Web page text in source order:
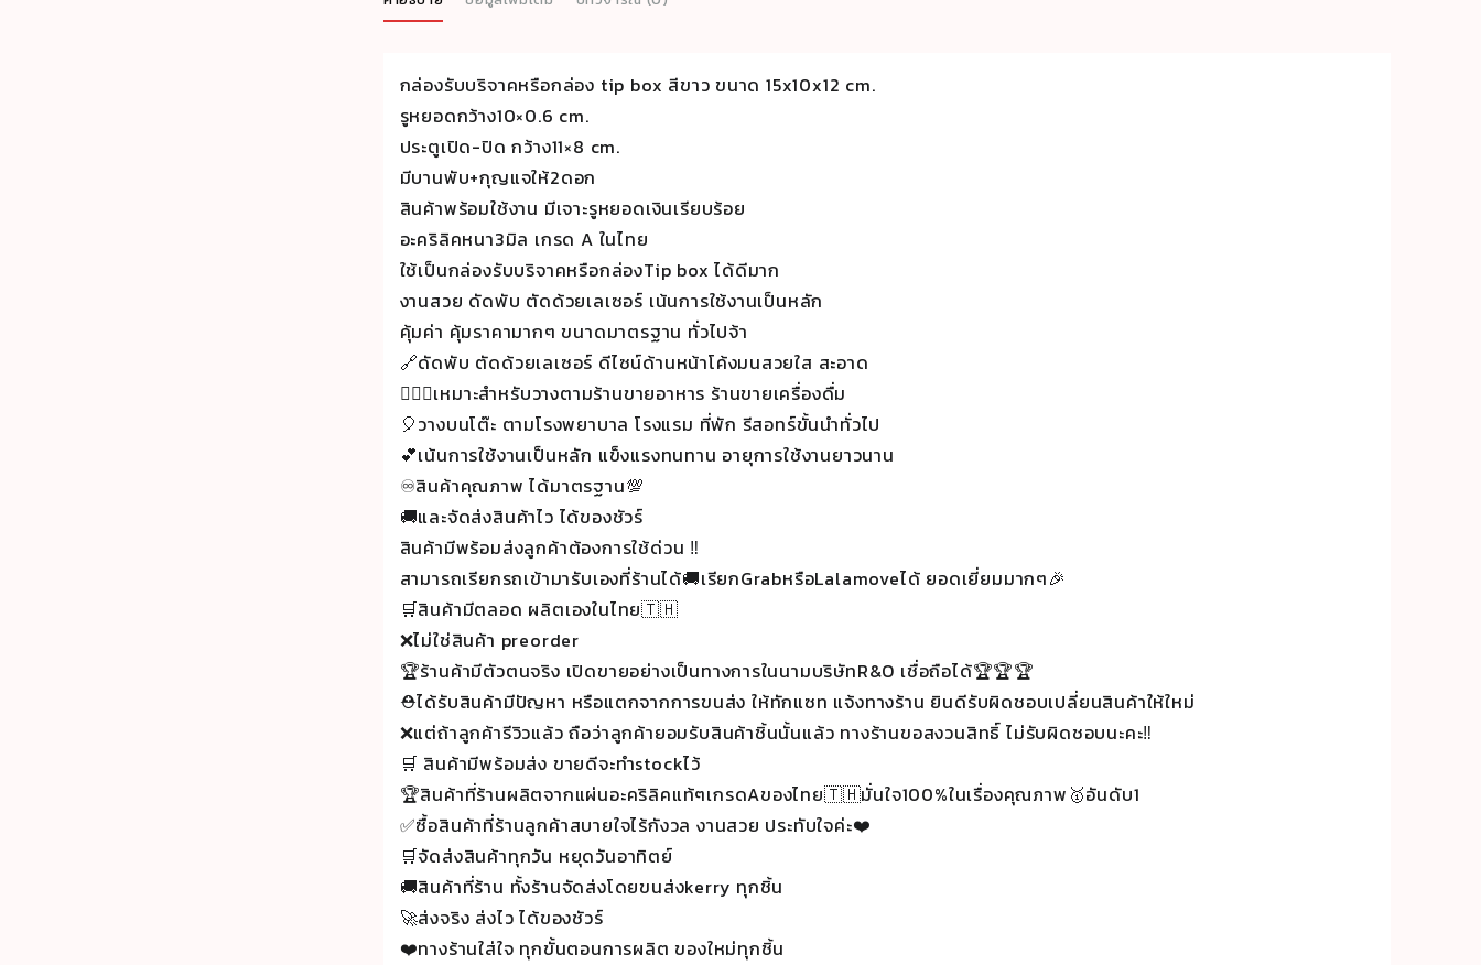
กล่องรับบริจาคหรือกล่อง tip box สีขาว ขนาด 15x10x12 cm.
รูหยอดกว้าง10×0.6 cm.
ประตูเปิด-ปิด กว้าง11×8 cm.
มีบานพับ+กุญแจให้2ดอก
สินค้าพร้อมใช้งาน มีเจาะรูหยอดเงินเรียบร้อย
อะคริลิคหนา3มิล เกรด A ในไทย
ใช้เป็นกล่องรับบริจาคหรือกล่องTip box ได้ดีมาก
งานสวย ดัดพับ ตัดด้วยเลเซอร์ เน้นการใช้งานเป็นหลัก
คุ้มค่า คุ้มราคามากๆ ขนาดมาตรฐาน ทั่วไปจ้า
🔗ดัดพับ ตัดด้วยเลเซอร์ ดีไซน์ด้านหน้าโค้งมนสวยใส สะอาด
🕵🏻‍♀️เหมาะสำหรับวางตามร้านขายอาหาร ร้านขายเครื่องดื่ม
🎈วางบนโต๊ะ ตามโรงพยาบาล โรงแรม ที่พัก รีสอทร์ขั้นนำทั่วไป
💕เน้นการใช้งานเป็นหลัก แข็งแรงทนทาน อายุการใช้งานยาวนาน
♾สินค้าคุณภาพ ได้มาตรฐาน💯
🚚และจัดส่งสินค้าไว ได้ของชัวร์
สินค้ามีพร้อมส่งลูกค้าต้องการใช้ด่วน ‼️
สามารถเรียกรถเข้ามารับเองที่ร้านได้🚚เรียกGrabหรือLalamoveได้ ยอดเยี่ยมมากๆ🎉
🛒สินค้ามีตลอด ผลิตเองในไทย🇹🇭
❌ไม่ใช่สินค้า preorder
🏆ร้านค้ามีตัวตนจริง เปิดขายอย่างเป็นทางการในนามบริษัทR&O เชื่อถือได้🏆🏆🏆
⛑ได้รับสินค้ามีปัญหา หรือแตกจากการขนส่ง ให้ทักแซท แจ้งทางร้าน ยินดีรับผิดชอบเปลี่ยนสินค้าให้ใหม่
❌แต่ถ้าลูกค้ารีวิวแล้ว ถือว่าลูกค้ายอมรับสินค้าชิ้นนั้นแล้ว ทางร้านขอสงวนสิทธิ์ ไม่รับผิดชอบนะคะ‼️
🛒 สินค้ามีพร้อมส่ง ขายดีจะทำstockไว้
🏆สินค้าที่ร้านผลิตจากแผ่นอะคริลิคแท้ๆเกรดAของไทย🇹🇭มั่นใจ100%ในเรื่องคุณภาพ🥇อันดับ1
✅ซื้อสินค้าที่ร้านลูกค้าสบายใจไร้กังวล งานสวย ประทับใจค่ะ❤️
🛒จัดส่งสินค้าทุกวัน หยุดวันอาทิตย์
🚚สินค้าที่ร้าน ทั้งร้านจัดส่งโดยขนส่งkerry ทุกชิ้น
🚀ส่งจริง ส่งไว ได้ของชัวร์
❤️ทางร้านใส่ใจ ทุกขั้นตอนการผลิต ของใหม่ทุกชิ้น